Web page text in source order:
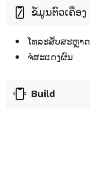
ຂໍ້ມູນຕົວເຄື່ອງ
ໂທລະສັບສະຫຼາດ
ຈໍໍສະແດງຜົນ
Build